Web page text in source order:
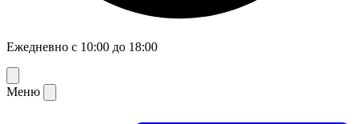
Ежедневно с 10:00 до 18:00
Меню